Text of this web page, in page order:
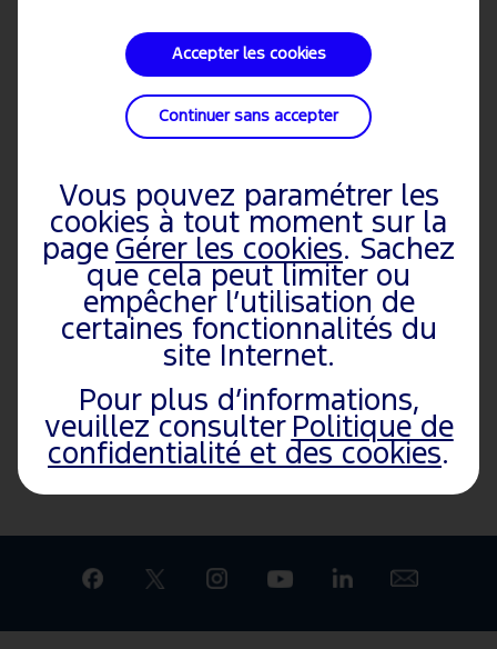
Accepter les cookies
Continuer sans accepter
Vous pouvez paramétrer les
cookies à tout moment sur la
page Gérer les cookies. Sachez
que cela peut limiter ou
empêcher l’utilisation de
certaines fonctionnalités du
site Internet.
Pour plus d’informations,
veuillez consulter Politique de
confidentialité et des cookies.
VÉHICULES
Citadines
Hybride et
électrique
Familiales et
Ludospaces
Performance
SUV
DÉCOUVREZ
FORD
À propos de
Nous rejoindre
Développement
durable
VÉHICULES
EcoSport
Kuga
Mustang
Mach-E
Explorer
Mustang
Puma ST
Ford GT
Tourneo
Connect